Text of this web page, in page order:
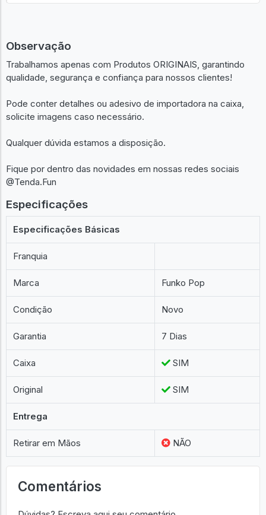
Observação
Trabalhamos apenas com Produtos ORIGINAIS, garantindo
qualidade, segurança e confiança para nossos clientes!
Pode conter detalhes ou adesivo de importadora na caixa,
solicite imagens caso necessário.
Qualquer dúvida estamos a disposição.
Fique por dentro das novidades em nossas redes sociais
@Tenda.Fun
Especificações
Especificações Básicas
Franquia
Marca Funko Pop
Condição Novo
Garantia 7 Dias
Caixa SIM
Original SIM
Entrega
Retirar em Mãos NÃO
Comentários